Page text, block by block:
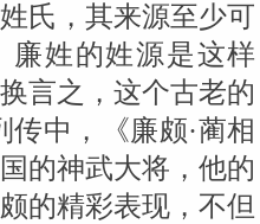
氏，其来源至少可
廉姓的姓源是这样
言之，这个古老的
中，《廉颇·蔺相
的神武大将，他的
的精彩表现，不但